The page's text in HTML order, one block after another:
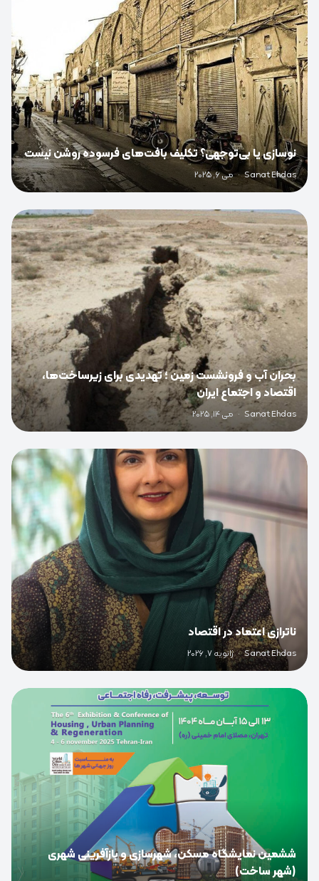
نوسازی یا بی‌توجهی؟ تکلیف بافت‌های فرسوده روشن نیست
Sanat Ehdas
· می 6, 2025
0
بحران آب و فرونشست زمین ؛ تهدیدی برای زیرساخت‌ها،
اقتصاد و اجتماع ایران
Sanat Ehdas
· می 14, 2025
ناترازی اعتماد در اقتصاد
Sanat Ehdas
· ژانویه 7, 2026
0
ششمین نمایشگاه مسکن، شهرسازی و بازآفرینی شهری
(شهر ساخت)